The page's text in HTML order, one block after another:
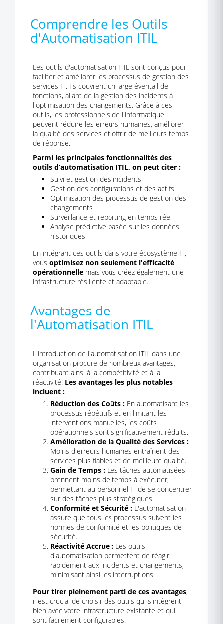
Comprendre les Outils
d'Automatisation ITIL
Les outils d'automatisation ITIL sont conçus pour
faciliter et améliorer les processus de gestion des
services IT. Ils couvrent un large éventail de
fonctions, allant de la gestion des incidents à
l'optimisation des changements. Grâce à ces
outils, les professionnels de l'informatique
peuvent réduire les erreurs humaines, améliorer
la qualité des services et offrir de meilleurs temps
de réponse.
Parmi les principales fonctionnalités des
outils d’automatisation ITIL, on peut citer :
Suivi et gestion des incidents
Gestion des configurations et des actifs
Optimisation des processus de gestion des
changements
Surveillance et reporting en temps réel
Analyse prédictive basée sur les données
historiques
En intégrant ces outils dans votre écosystème IT,
vous optimisez non seulement l'efficacité
opérationnelle mais vous créez également une
infrastructure résiliente et adaptable.
Avantages de
l'Automatisation ITIL
L'introduction de l'automatisation ITIL dans une
organisation procure de nombreux avantages,
contribuant ainsi à la compétitivité et à la
réactivité. Les avantages les plus notables
incluent :
Réduction des Coûts : En automatisant les
processus répétitifs et en limitant les
interventions manuelles, les coûts
opérationnels sont significativement réduits.
Amélioration de la Qualité des Services :
Moins d'erreurs humaines entraînent des
services plus fiables et de meilleure qualité.
Gain de Temps : Les tâches automatisées
prennent moins de temps à exécuter,
permettant au personnel IT de se concentrer
sur des tâches plus stratégiques.
Conformité et Sécurité : L'automatisation
assure que tous les processus suivent les
normes de conformité et les politiques de
sécurité.
Réactivité Accrue : Les outils
d'automatisation permettent de réagir
rapidement aux incidents et changements,
minimisant ainsi les interruptions.
Pour tirer pleinement parti de ces avantages,
il est crucial de choisir des outils qui s'intègrent
bien avec votre infrastructure existante et qui
sont facilement configurables.